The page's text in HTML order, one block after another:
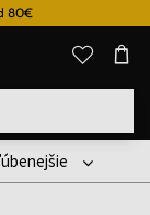
80€
Strieborné